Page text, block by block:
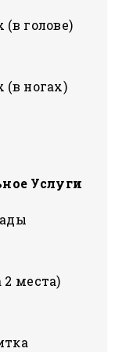
голове)
(в ногах)
Услуги
2 места)